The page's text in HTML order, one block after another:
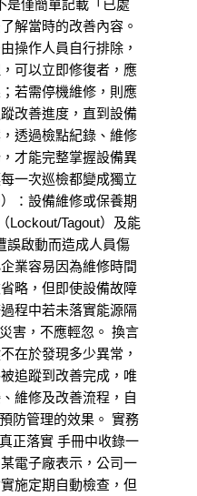
是僅簡單記載「已處
解當時的改善內容。
操作人員自行排除，
可以立即修復者，應
若需停機維修，則應
改善進度，直到設備
透過檢點紀錄、維修
才能完整掌握設備異
一次巡檢都變成獨立
：設備維修或保養期
Lockout/Tagout）及能
誤啟動而造成人員傷
業容易因為維修時間
略，但即使設備故障
程中若未落實能源隔
害，不應輕忽。 換言
在於發現多少異常，
追蹤到改善完成，唯
維修及改善流程，自
防管理的效果。 實務
正落實 手冊中收錄一
電子廠表示，公司一
施定期自動檢查，但